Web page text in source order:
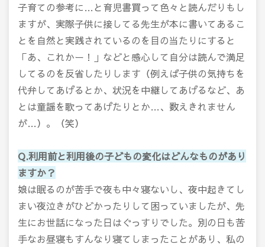
子育ての参考に…と育児書買って色々と読んだりもし
ますが、実際子供に接してる先生が本に書いてあるこ
とを自然と実践されているのを目の当たりにすると
「あ、これかー！」などと感心して自分は読んで満足
してるのを反省したりします（例えば子供の気持ちを
代弁してあげるとか、状況を中継してあげるなど、あ
とは童謡を歌ってあげたりとか…、数えきれません
が…）。（笑）
Q.利用前と利用後の子どもの変化はどんなものがあり
ますか？
娘は眠るのが苦手で夜も中々寝ないし、夜中起きてし
まい夜泣きがひどかったりして困っていましたが、先
生にお世話になった日はぐっすりでした。別の日も苦
手なお昼寝もすんなり寝てしまったことがあり、私の